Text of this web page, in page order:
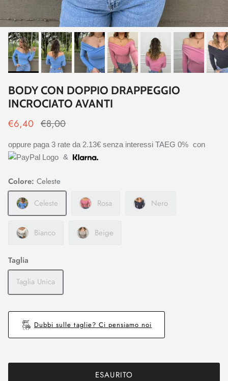
BODY CON DOPPIO DRAPPEGGIO
INCROCIATO AVANTI
€6,40 €8,00
oppure paga 3 rate da 2.13€ senza interessi TAEG 0% con
&
Colore: Celeste
Celeste
Rosa Nero
Bianco Beige
Taglia
Taglia Unica
Dubbi sulle taglie? Ci pensiamo noi
ESAURITO